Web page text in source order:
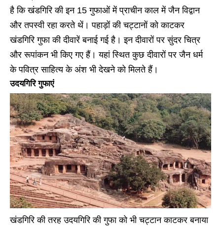
है कि खंडगिरि की इन 15 गुफाओं में प्राचीन काल में जैन विद्वान
और तपस्वी रहा करते थें। पहाड़ों की चट्टानों को काटकर
खंडगिरि गुफा की दीवारें बनाई गई है। इन दीवारों पर सुंदर चित्र
और रूपांकन भी किए गए हैं। यहां स्थित कुछ दीवारों पर जैन धर्म
के पवित्र साहित्य के अंश भी देखने को मिलते हैं।
उदयगिरि गुफाएं
खंडगिरि की तरह उदयगिरि की गुफा को भी चट्टान काटकर बनाया